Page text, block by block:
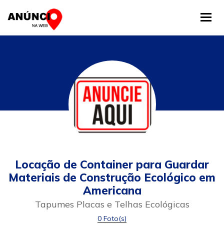
Locação de Container para Guardar
Materiais de Construção Ecológico em
Americana
Tapumes Placas e Telhas Ecológicas
0 Foto(s)